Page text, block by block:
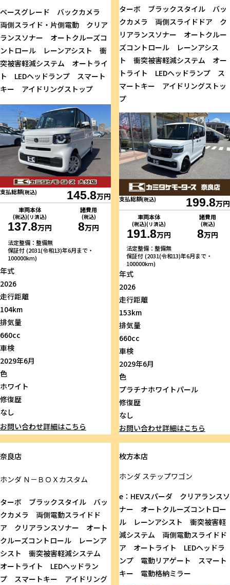
ベースグレード バックカメラ
両側スライド・片側電動 クリア
ランスソナー オートクルーズコ
ントロール レーンアシスト 衝
突被害軽減システム オートライ
ト LEDヘッドランプ スマート
キー アイドリングストップ
支払総額(税込) 145.8万円
車両本体
(税込)(リ済込)
137.8万円
諸費用
(税込)
8万円
法定整備：整備無
保証付 (2031(令和13)年6月まで・
100000km)
年式
2026
走行距離
104km
排気量
660cc
車検
2029年6月
色
ホワイト
修復歴
なし
お問い合わせ詳細はこちら
ターボ ブラックスタイル バッ
クカメラ 両側スライドドア ク
リアランスソナー オートクルー
ズコントロール レーンアシス
ト 衝突被害軽減システム オー
トライト LEDヘッドランプ ス
マートキー アイドリングストッ
プ
支払総額(税込) 199.8万円
車両本体
(税込)(リ済込)
191.8万円
諸費用
(税込)
8万円
法定整備：整備無
保証付 (2031(令和13)年6月まで・
100000km)
年式
2026
走行距離
153km
排気量
660cc
車検
2029年6月
色
プラチナホワイトパール
修復歴
なし
お問い合わせ詳細はこちら
奈良店
ホンダ Ｎ－ＢＯＸカスタム
ターボ ブラックスタイル バッ
クカメラ 両側電動スライドド
ア クリアランスソナー オート
クルーズコントロール レーンア
シスト 衝突被害軽減システム
オートライト LEDヘッドラン
プ スマートキー アイドリング
枚方本店
ホンダステップワゴン
e：HEVスパーダ クリアランスソ
ナー オートクルーズコントロー
ル レーンアシスト 衝突被害軽
減システム 両側電動スライドド
ア オートライト LEDヘッドラ
ンプ 電動リアゲート スマート
キー 電動格納ミラー